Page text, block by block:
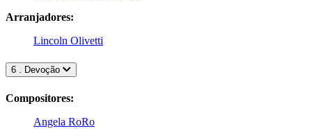
Arranjadores:
Lincoln Olivetti
6 . Devoção
Compositores:
Angela RoRo